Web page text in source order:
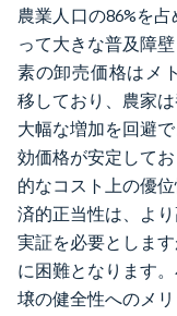
農業人口の86%を
って大きな普及障
素の卸売価格はメ
移しており、農家
大幅な増加を回避
効価格が安定して
的なコスト上の優
済的正当性は、よ
実証を必要としま
に困難となります
壌の健全性へのメ